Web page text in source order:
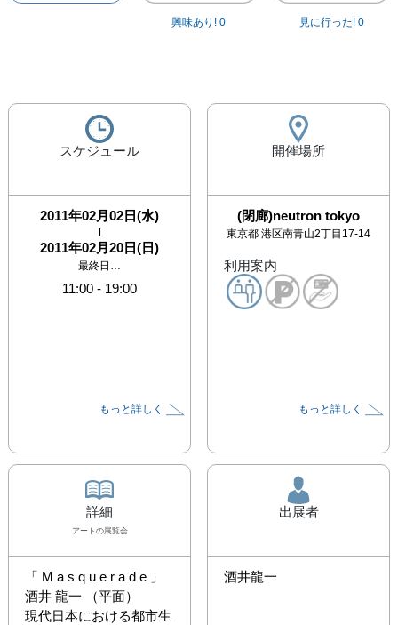
興味あり! 0 見に行った! 0
スケジュール
2011年02月02日(水)
|
2011年02月20日(日)
最終日…
11:00 - 19:00
もっと詳しく
開催場所
(閉廊)neutron tokyo
東京都 港区南青山2丁目17-14
利用案内
もっと詳しく
詳細
アート の展覧会
「 M a s q u e r a d e 」
酒井 龍一 （平面）
現代日本における都市生
出展者
酒井龍一